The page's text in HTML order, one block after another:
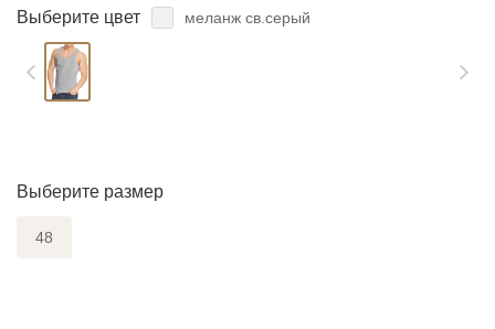
Выберите цвет меланж св.серый
Выберите размер
48